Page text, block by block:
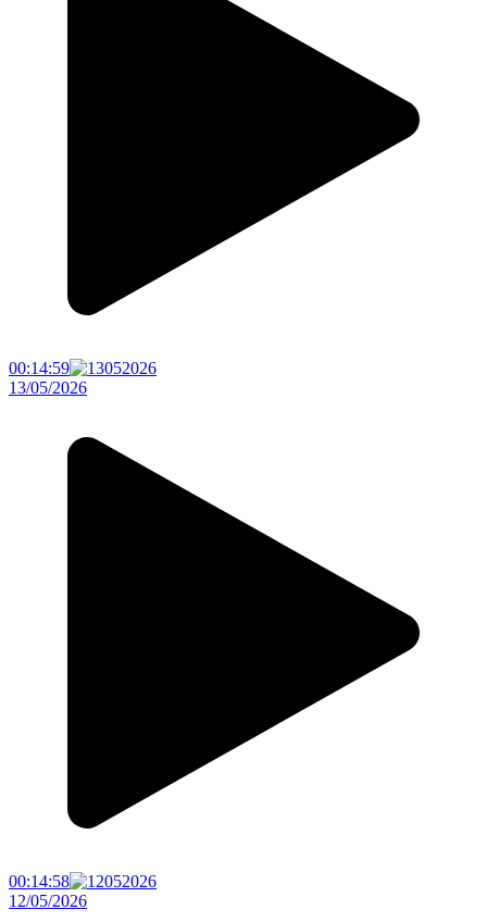
00:14:59
13/05/2026
00:14:58
12/05/2026